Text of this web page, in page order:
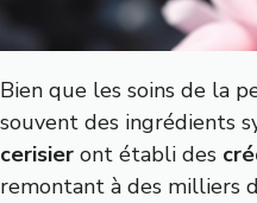
Bien que les soins de la
souvent des ingrédients
cerisier ont établi des
remontant à des milliers